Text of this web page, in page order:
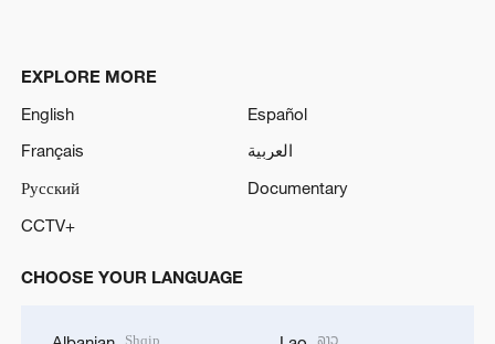
EXPLORE MORE
English
Español
Français
العربية
Русский
Documentary
CCTV+
CHOOSE YOUR LANGUAGE